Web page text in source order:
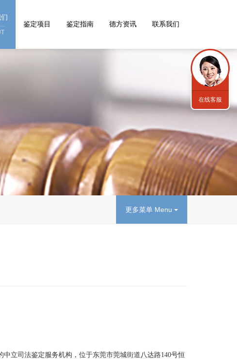
鉴定项目 鉴定指南 德方资讯 联系我们
更多菜单 Menu
立司法鉴定服务机构，位于东莞市莞城街道八达路140号恒
在线客服